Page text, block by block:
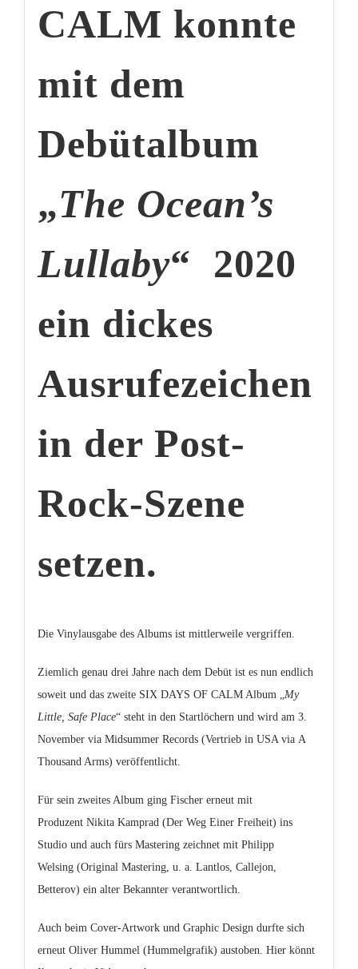
CALM konnte
mit dem
Debütalbum
„The Ocean’s
Lullaby“ 2020
ein dickes
Ausrufezeichen
in der Post-
Rock-Szene
setzen.
Die Vinylausgabe des Albums ist mittlerweile vergriffen.
Ziemlich genau drei Jahre nach dem Debüt ist es nun endlich
soweit und das zweite SIX DAYS OF CALM Album „My
Little, Safe Place“ steht in den Startlöchern und wird am 3.
November via Midsummer Records(Vertrieb in USA via A
Thousand Arms) veröffentlicht.
Für sein zweites Album ging Fischer erneut mit
Produzent Nikita Kamprad(Der Weg Einer Freiheit) ins
Studio und auch fürs Mastering zeichnet mit Philipp
Welsing(Original Mastering, u. a. Lantlos, Callejon,
Betterov) ein alter Bekannter verantwortlich.
Auch beim Cover-Artwork und Graphic Design durfte sich
erneut Oliver Hummel (Hummelgrafik) austoben. Hier könnt